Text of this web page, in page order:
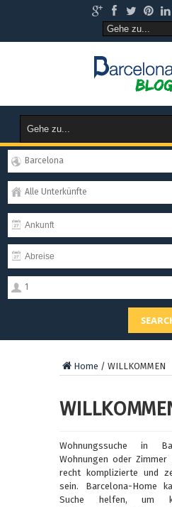
Barcelona
Alle Unterkünfte
1
Home / WILLKOMMEN
Wohnungssuche in
Wohnungen oder Zimmer
recht komplizierte und
sein. Barcelona-Home
Suche helfen, um